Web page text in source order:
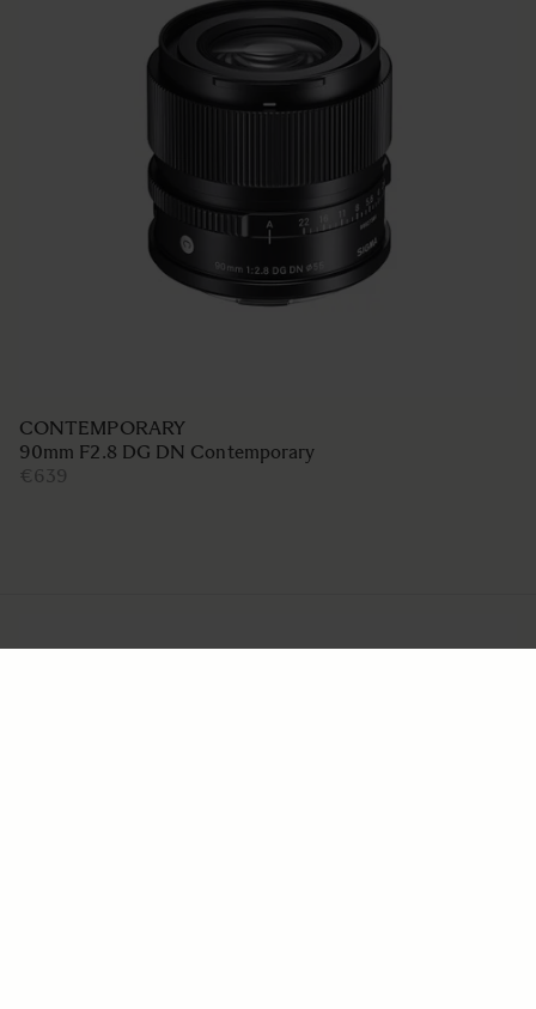
CONTEMPORARY
90mm F2.8 DG DN Contemporary
€639